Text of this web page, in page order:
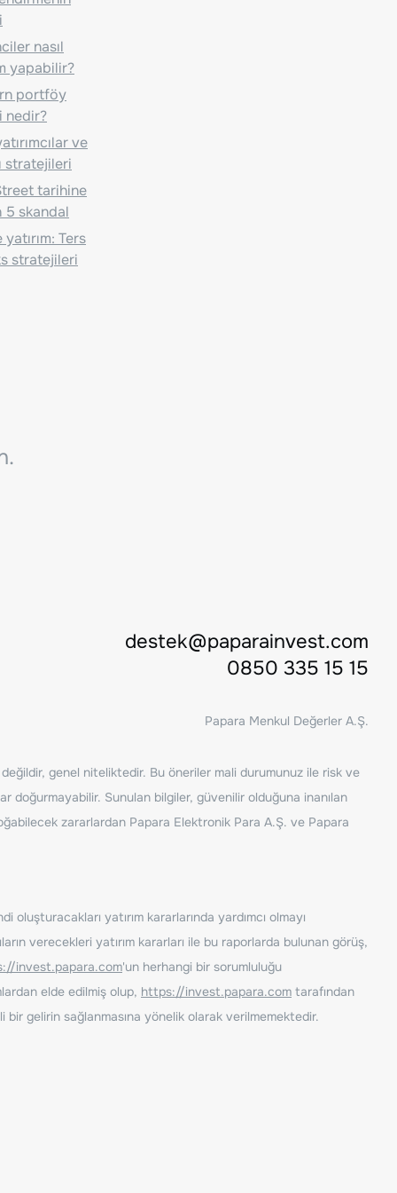
nasıl
yapabilir?
portföy
nedir?
ve
stratejileri
tarihine
5 skandal
Ters
stratejileri
destek@paparainvest.com
0850 335 15 15
Papara Menkul Değerler A.Ş.
değildir, genel niteliktedir. Bu öneriler mali durumunuz ile risk ve
doğurmayabilir. Sunulan bilgiler, güvenilir olduğuna inanılan
zararlardan Papara Elektronik Para A.Ş. ve Papara
yatırım kararlarında yardımcı olmayı
verecekleri yatırım kararları ile bu raporlarda bulunan görüş,
invest.papara.com'un herhangi bir sorumluluğu
elde edilmiş olup, https://invest.papara.com tarafından
bir gelirin sağlanmasına yönelik olarak verilmemektedir.